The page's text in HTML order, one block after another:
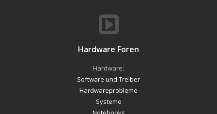
Hardware Foren
Hardware:
Software und Treiber
Hardwareprobleme
Systeme